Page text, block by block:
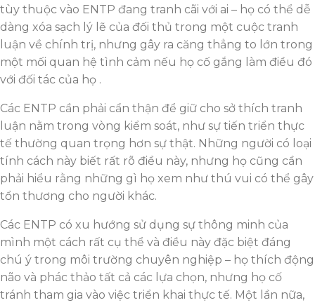
tùy thuộc vào ENTP đang tranh cãi với ai – họ có thể dễ
dàng xóa sạch lý lẽ của đối thủ trong một cuộc tranh
luận về chính trị, nhưng gây ra căng thẳng to lớn trong
một mối quan hệ tình cảm nếu họ cố gắng làm điều đó
với đối tác của họ .
Các ENTP cần phải cẩn thận để giữ cho sở thích tranh
luận nằm trong vòng kiểm soát, như sự tiến triển thực
tế thường quan trọng hơn sự thật. Những người có loại
tính cách này biết rất rõ điều này, nhưng họ cũng cần
phải hiểu rằng những gì họ xem như thú vui có thể gây
tổn thương cho người khác.
Các ENTP có xu hướng sử dụng sự thông minh của
mình một cách rất cụ thể và điều này đặc biệt đáng
chú ý trong môi trường chuyên nghiệp – họ thích động
não và phác thảo tất cả các lựa chọn, nhưng họ cố
tránh tham gia vào việc triển khai thực tế. Một lần nữa,